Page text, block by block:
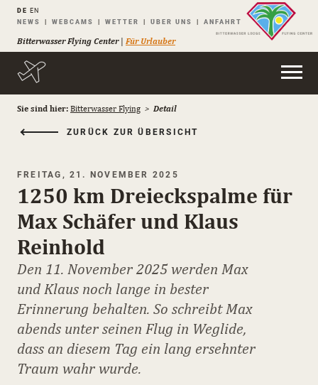
Bitterwasser Flying Center| Für Urlauber
Navigation
NEWS WEBCAMS WETTER ÜBER UNS ANFAHRT
DE EN
Sie sind hier: Bitterwasser Flying Detail
ZURÜCK ZUR ÜBERSICHT
FREITAG, 21. NOVEMBER 2025
1250 km Dreieckspalme für
Max Schäfer und Klaus
Reinhold
Den 11. November 2025 werden Max
und Klaus noch lange in bester
Erinnerung behalten. So schreibt Max
abends unter seinen Flug in Weglide,
dass an diesem Tag ein lang ersehnter
Traum wahr wurde.